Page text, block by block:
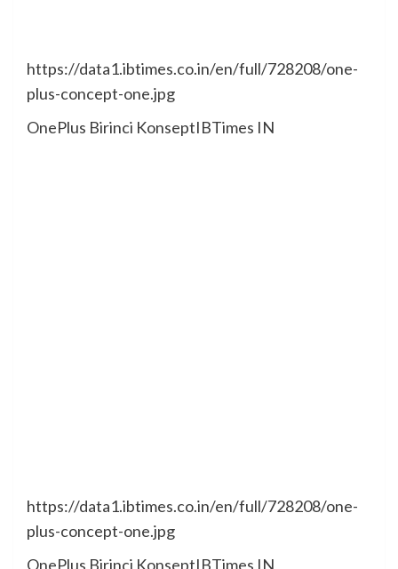
https://data1.ibtimes.co.in/en/full/728208/one-
plus-concept-one.jpg
OnePlus Birinci KonseptIBTimes IN
https://data1.ibtimes.co.in/en/full/728208/one-
plus-concept-one.jpg
OnePlus Birinci KonseptIBTimes IN